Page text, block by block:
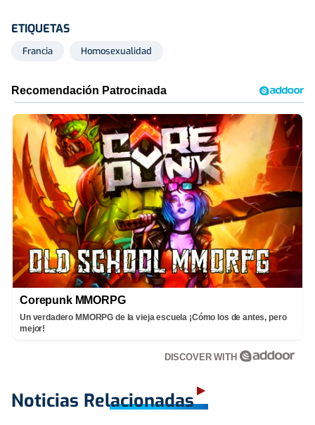
ETIQUETAS
Francia Homosexualidad
Corepunk MMORPG
Un verdadero MMORPG de la vieja escuela ¡Cómo los de antes, pero
mejor!
DISCOVER WITH
Noticias Relacionadas